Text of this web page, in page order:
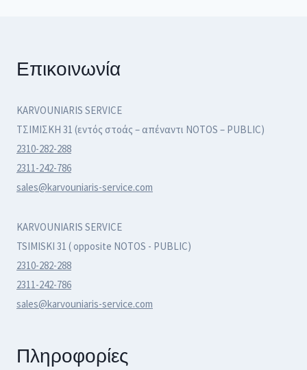
Επικοινωνία
KARVOUNIARIS SERVICE
ΤΣΙΜΙΣΚΗ 31 (εντός στοάς – απέναντι NOTOS – PUBLIC)
2310-282-288
2311-242-786
sales@karvouniaris-service.com
KARVOUNIARIS SERVICE
TSIMISKI 31 ( opposite NOTOS - PUBLIC)
2310-282-288
2311-242-786
sales@karvouniaris-service.com
Πληροφορίες